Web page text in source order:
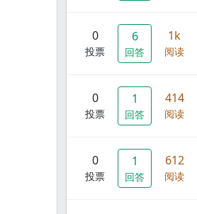
0
投票
6
回答
1k
阅读
0
投票
1
回答
414
阅读
0
投票
1
回答
612
阅读